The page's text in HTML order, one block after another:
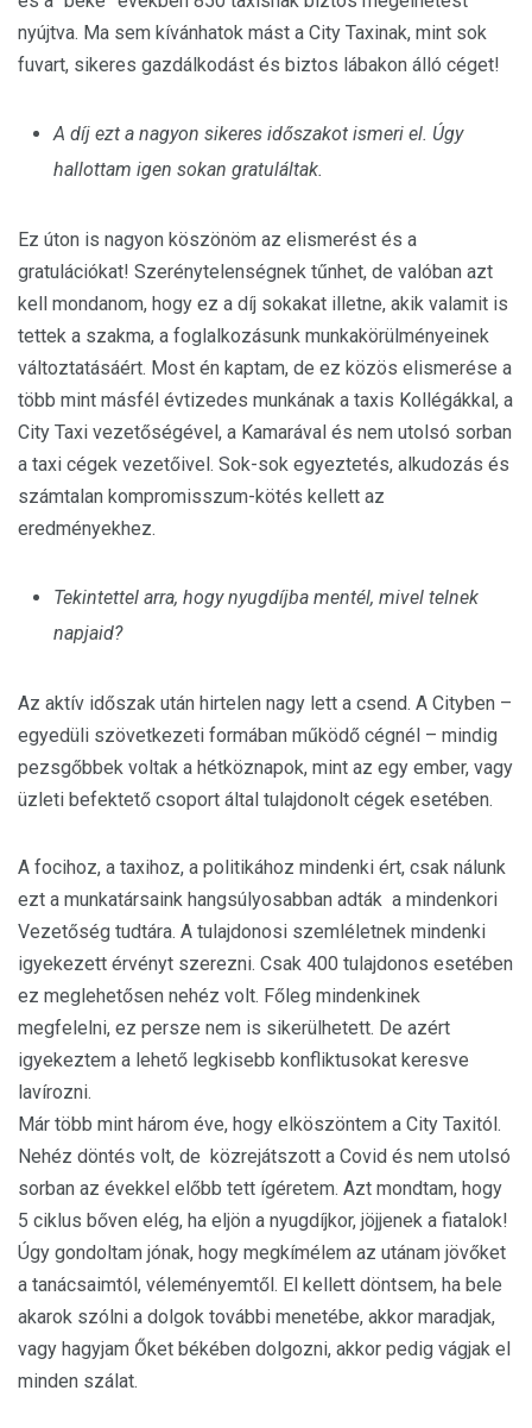
nyújtva. Ma sem kívánhatok mást a City Taxinak, mint sok
fuvart, sikeres gazdálkodást és biztos lábakon álló céget!
A díj ezt a nagyon sikeres időszakot ismeri el. Úgy
hallottam igen sokan gratuláltak.
Ez úton is nagyon köszönöm az elismerést és a
gratulációkat! Szerénytelenségnek tűnhet, de valóban azt
kell mondanom, hogy ez a díj sokakat illetne, akik valamit is
tettek a szakma, a foglalkozásunk munkakörülményeinek
változtatásáért. Most én kaptam, de ez közös elismerése a
több mint másfél évtizedes munkának a taxis Kollégákkal, a
City Taxi vezetőségével, a Kamarával és nem utolsó sorban
a taxi cégek vezetőivel. Sok-sok egyeztetés, alkudozás és
számtalan kompromisszum-kötés kellett az
eredményekhez.
Tekintettel arra, hogy nyugdíjba mentél, mivel telnek
napjaid?
Az aktív időszak után hirtelen nagy lett a csend. A Cityben –
egyedüli szövetkezeti formában működő cégnél – mindig
pezsgőbbek voltak a hétköznapok, mint az egy ember, vagy
üzleti befektető csoport által tulajdonolt cégek esetében.
A focihoz, a taxihoz, a politikához mindenki ért, csak nálunk
ezt a munkatársaink hangsúlyosabban adták a mindenkori
Vezetőség tudtára. A tulajdonosi szemléletnek mindenki
igyekezett érvényt szerezni. Csak 400 tulajdonos esetében
ez meglehetősen nehéz volt. Főleg mindenkinek
megfelelni, ez persze nem is sikerülhetett. De azért
igyekeztem a lehető legkisebb konfliktusokat keresve
lavírozni.
Már több mint három éve, hogy elköszöntem a City Taxitól.
Nehéz döntés volt, de közrejátszott a Covid és nem utolsó
sorban az évekkel előbb tett ígéretem. Azt mondtam, hogy
5 ciklus bőven elég, ha eljön a nyugdíjkor, jöjjenek a fiatalok!
Úgy gondoltam jónak, hogy megkímélem az utánam jövőket
a tanácsaimtól, véleményemtől. El kellett döntsem, ha bele
akarok szólni a dolgok további menetébe, akkor maradjak,
vagy hagyjam Őket békében dolgozni, akkor pedig vágjak el
minden szálat.